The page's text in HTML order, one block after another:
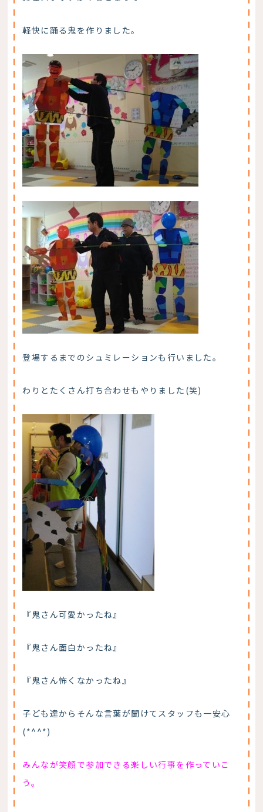
軽快に踊る鬼を作りました。
登場するまでのシュミレーションも行いました。
わりとたくさん打ち合わせもやりました(笑)
『鬼さん可愛かったね』
『鬼さん面白かったね』
『鬼さん怖くなかったね』
子ども達からそんな言葉が聞けてスタッフも一安心
(*^^*)
みんなが笑顔で参加できる楽しい行事を作っていこ
う。